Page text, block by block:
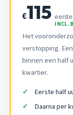
€115
INCL.
Het
verstopping.
binnen een half
kwartier.
Eerste half
Daarna per